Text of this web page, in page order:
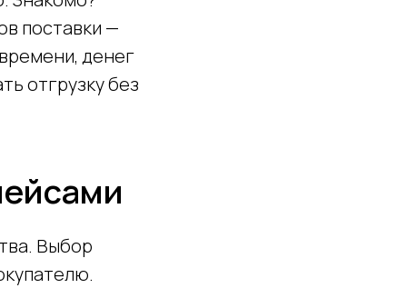
поставки —
денег
отгрузку без
Выбор